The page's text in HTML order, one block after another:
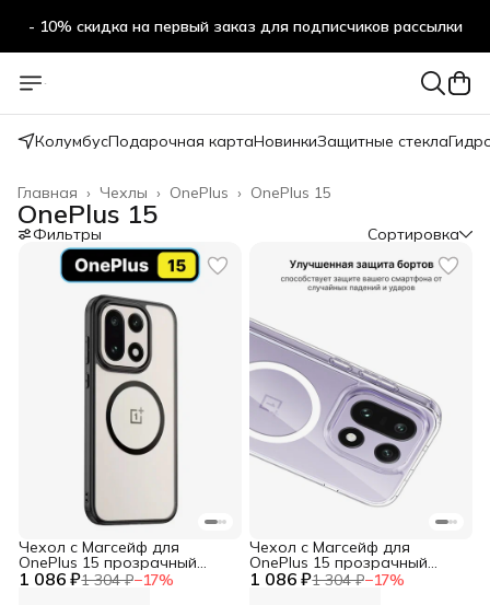
- 10% скидка на первый заказ для подписчиков рассылки
КолумбусПодарочная картаНовинкиЗащитные стекла
OnePlus 15
OnePlus ›
Чехлы ›
Главная ›
OnePlus 15
Фильтры Сортировка
1 086 ₽1 304 ₽−17%
Чехол с Магсейф для
OnePlus 15 прозрачный
матовый с черным бортом 1 086 ₽1 304 ₽−17%
Чехол с Магсейф для
OnePlus 15 прозрачный
WLONS